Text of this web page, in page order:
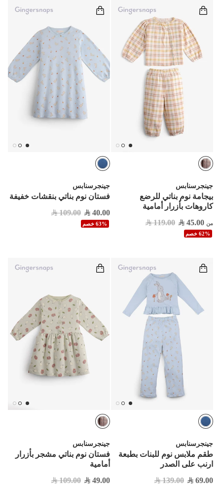
جينجرسنابس
بيجامة نوم بناتي للرضع
كاروهات بأزرار أمامية
من 45.00
119.00
62% خصم
جينجرسنابس
فستان نوم بناتي بنقشات خفيفة
40.00
109.00
63% خصم
جينجرسنابس
طقم ملابس نوم للبنات بطبعة
ارنب على الصدر
69.00
139.00
جينجرسنابس
فستان نوم بناتي مشجر بأزرار
أمامية
49.00
109.00